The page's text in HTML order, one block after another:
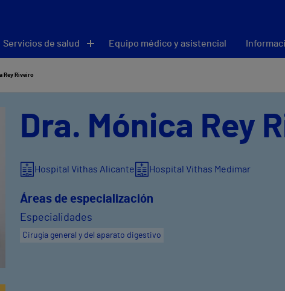
Servicios de salud Equipo médico y asistencial
Rey Riveiro
Dra. Mónica Rey
Hospital Vithas Alicante Hospital Vithas Medimar
Áreas de especialización
Especialidades
Cirugía general y del aparato digestivo